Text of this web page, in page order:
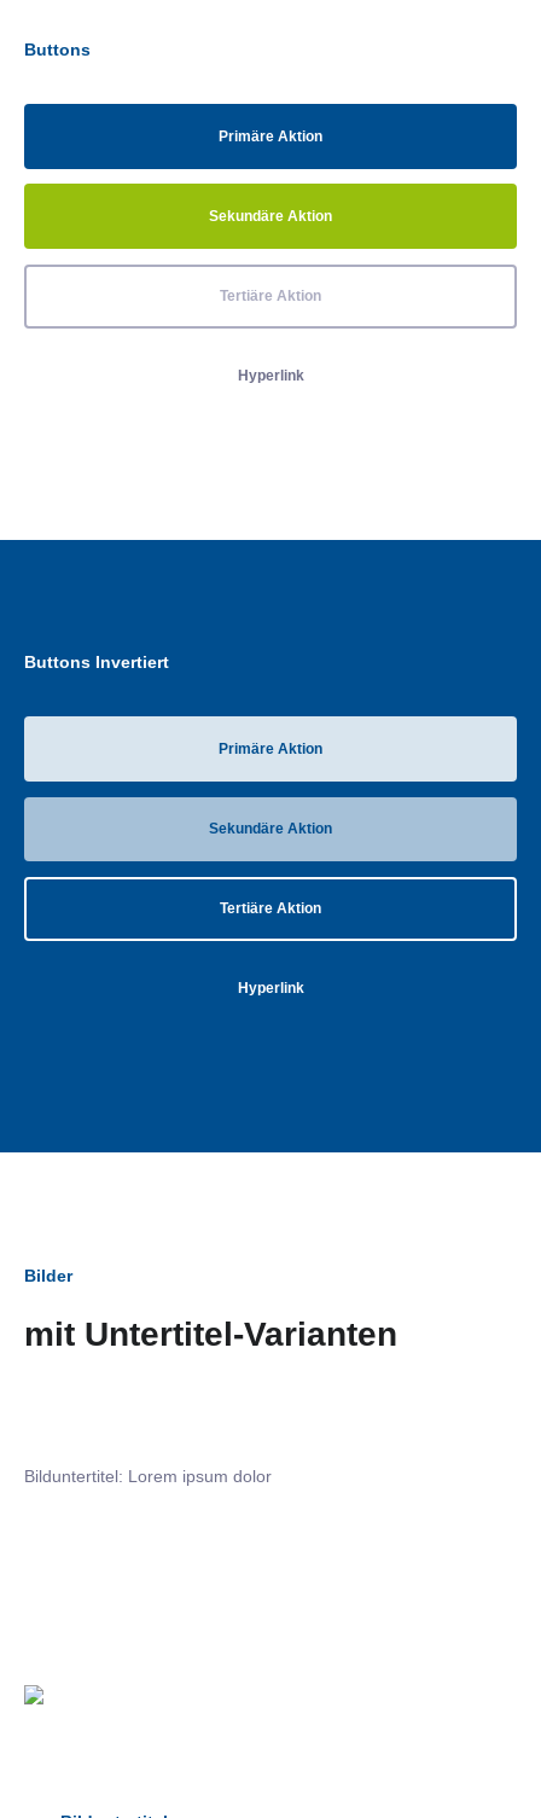
Buttons
Primäre Aktion
Sekundäre Aktion
Tertiäre Aktion
Hyperlink
Buttons Invertiert
Primäre Aktion
Sekundäre Aktion
Tertiäre Aktion
Hyperlink
Bilder
mit Untertitel-Varianten
Bilduntertitel: Lorem ipsum dolor